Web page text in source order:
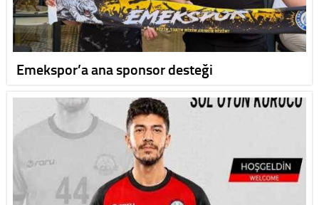
Emekspor’a ana sponsor desteği